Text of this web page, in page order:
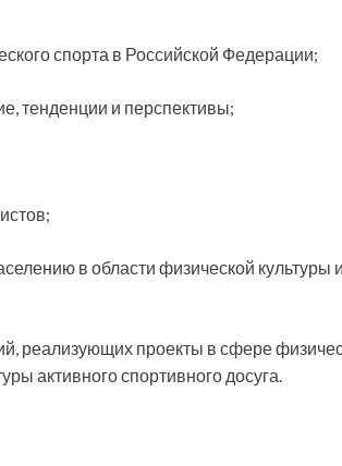
спорта в Российской Федерации;
тенденции и перспективы;
в области физической культуры и
реализующих проекты в сфере
активного спортивного досуга.